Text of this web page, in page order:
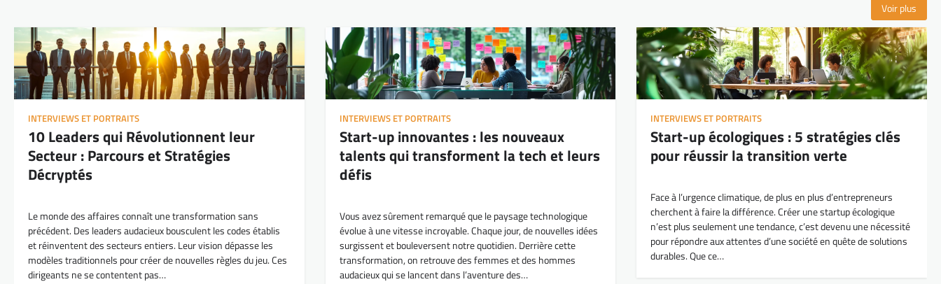
Voir plus
INTERVIEWS ET PORTRAITS
10 Leaders qui Révolutionnent leur
Secteur : Parcours et Stratégies
Décryptés
Le monde des affaires connaît une transformation sans
précédent. Des leaders audacieux bousculent les codes établis
et réinventent des secteurs entiers. Leur vision dépasse les
modèles traditionnels pour créer de nouvelles règles du jeu. Ces
dirigeants ne se contentent pas…
INTERVIEWS ET PORTRAITS
Start-up innovantes : les nouveaux
talents qui transforment la tech et leurs
défis
Vous avez sûrement remarqué que le paysage technologique
évolue à une vitesse incroyable. Chaque jour, de nouvelles idées
surgissent et bouleversent notre quotidien. Derrière cette
transformation, on retrouve des femmes et des hommes
audacieux qui se lancent dans l’aventure des…
INTERVIEWS ET PORTRAITS
Start-up écologiques : 5 stratégies clés
pour réussir la transition verte
Face à l’urgence climatique, de plus en plus d’entrepreneurs
cherchent à faire la différence. Créer une startup écologique
n’est plus seulement une tendance, c’est devenu une nécessité
pour répondre aux attentes d’une société en quête de solutions
durables. Que ce…